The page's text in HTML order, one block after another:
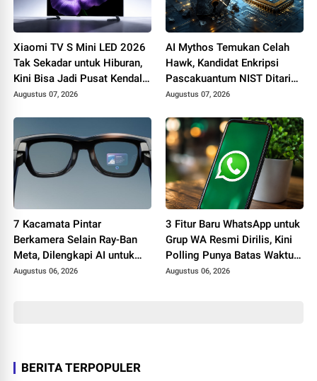
Xiaomi TV S Mini LED 2026
Tak Sekadar untuk Hiburan,
Kini Bisa Jadi Pusat Kendali
Smart Home dan
Augustus 07, 2026
AI Mythos Temukan Celah
Hawk, Kandidat Enkripsi
Pascakuantum NIST Ditarik
dari Proses Standardisasi
Augustus 07, 2026
7 Kacamata Pintar
Berkamera Selain Ray-Ban
Meta, Dilengkapi AI untuk
Foto, Video, hingga
Augustus 06, 2026
3 Fitur Baru WhatsApp untuk
Grup WA Resmi Dirilis, Kini
Polling Punya Batas Waktu
hingga Fitur @all
Augustus 06, 2026
BERITA TERPOPULER